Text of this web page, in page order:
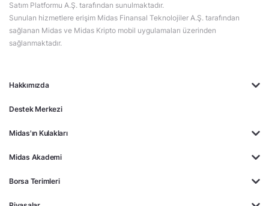
Hakkımızda
Destek Merkezi
Midas'ın Kulakları
Midas Akademi
Borsa Terimleri
Satım Platformu A.Ş. tarafından sunulmaktadır.
Sunulan hizmetlere erişim Midas Finansal Teknolojiler A.Ş. tarafından
sağlanan Midas ve Midas Kripto mobil uygulamaları üzerinden
sağlanmaktadır.